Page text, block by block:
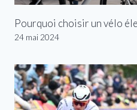
Pourquoi choisir un vélo
24 mai 2024